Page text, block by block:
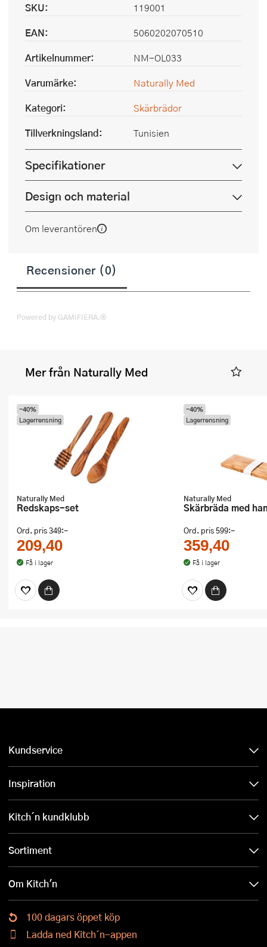
SKU:
119001
EAN:
5060202070510
Artikelnummer:
NM-OL033
Varumärke:
Naturally Med
Kategori:
Skärbrädor
Tillverkningsland:
Tunisien
Specifikationer
Design och material
Om leverantören
Recensioner (0)
Powered by GAMIFIERA.®
Mer från Naturally Med
Naturally Med
Redskaps-set
Ord. pris349:-
209,40
Få i lager
-40%
Lagerrensning
Naturally Med
Skärbräda med
Ord. pris599:-
359,40
Få i lager
-40%
Lagerrensning
Kundservice
Inspiration
Kitch´n kundklubb
Sortiment
Om Kitch'n
100 dagars öppet köp
Ladda ned Kitch´n-appen